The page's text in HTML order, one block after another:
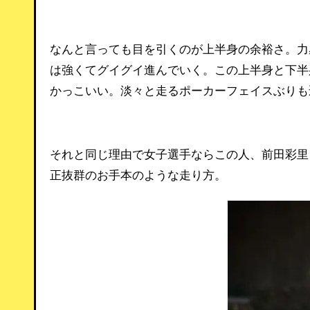
なんと言っても目を引くのが上半身の余裕さ。
は強くてグイグイ進んでいく。この上半身と下
かっこいい。淡々と走るポーカーフェイスぶり
それと同じ理由で女子選手ならこの人、前田彩
正抜群のお手本のような走り方。